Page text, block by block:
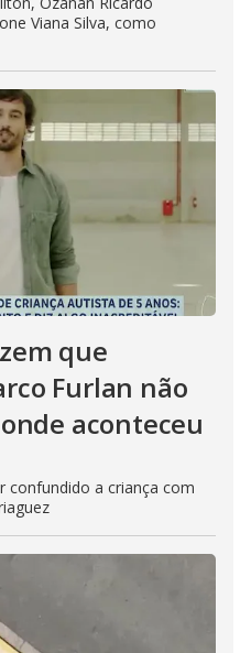
Viana Silva, como
que
Furlan não
aconteceu
confundido a criança com